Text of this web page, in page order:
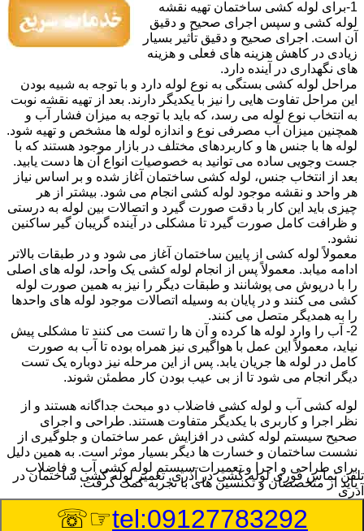
1-برای لوله کشی ساختمان تهیه نقشه
لوله کشی و سپس اجرای صحیح و دقیق
آن است. اجرای صحیح و دقیق تأثیر بسیار
زیادی در کاهش هزینه های فعلی و هزینه
های نگهداری در آینده دارد.
مراحل لوله کشی بستگی به نوع لوله دارد و با توجه به شبیه بودن
این مراحل تفاوت هایی را نیز با یکدیگر دارند. بعد از تهیه نقشه نوبت
به انتخاب نوع لوله می رسد، که باید با توجه به میزان فشار آب و
همچنین میزان آب مصرفی نوع و اندازه لوله ها مشخص و تهیه شود.
لوله ها با جنس ها و کاربردهای مختلف در بازار موجود هستند که با
جست وجویی ساده می توانید به خصوصیات انواع آن ها دست یابید.
بعد از انتخاب جنس، لوله کشی ساختمان آغاز شده و بر اساس نیاز
هر واحد و نقشه موجود لوله کشی انجام می شود. بیشتر از هر
چیزی باید این کار با دقت صورت گیرد و اتصالات بین لوله به درستی
و ظرافت کامل صورت گیرد تا مشکلی در آینده گریبان گیر ساکنین
نشود.
معمولاً لوله کشی از پایین ساختمان آغاز می شود و در طبقات بالاتر
ادامه میابد. معمولاً پس از انجام لوله کشی یک واحد، لوله های اصلی
را با درپوش می پوشانند و طبقات دیگر را نیز به همین صورت لوله
کشی می کنند و در پایان به وسیله اتصالات موجود لوله های واحدها
را به همدیگر متصل می کنند.
2- آب را وارد لوله ها کرده و آن ها را تست می کنند تا مشکلی پیش
نیاید، معمولاً این عمل با هواگیری نیز همراه بوده تا آب به صورت
کامل در لوله ها جریان یابد. پس از این مرحله نیز دوباره یک تست
دیگر انجام می شود تا از بی عیب بودن کار مطمئن شوند.
لوله کشی آب و لوله کشی فاضلاب دو مبحث جداگانه هستند و از
نظر اجرا و کاربری با یکدیگر متفاوت هستند. طراحی و اجرای
صحیح سیستم لوله کشی در افزایش عمر ساختمان و جلوگیری از
نشست ساختمان و خسارت ها دیگر بسیار موثر است. به همین دلیل
برای طراحی و اجرا و تعمیرات سیستم لوله کشی آب و فاضلاب
باید از متخصصان و تکنسین های با تجربه کمک گرفت.
:Published Date
تلفن تماس فوریلوله کشی در آذری, تعمیر لوله کشی ساختمان در
آذری
tel:09127783292
☞☏